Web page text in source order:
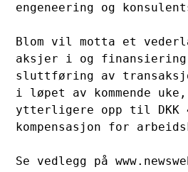
engeneering og
Blom vil motta et
aksjer i og
sluttføring av
i løpet av kommende
ytterligere opp til DKK
kompensasjon for
Se vedlegg på